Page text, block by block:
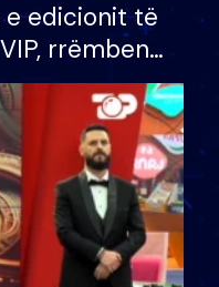
e edicionit të
rrëmben
mijë eurosh